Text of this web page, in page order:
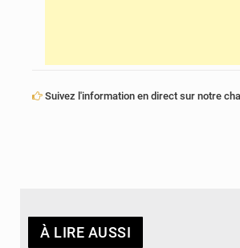
Suivez l'information en direct sur notre
À LIRE AUSSI